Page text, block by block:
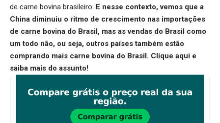
de carne bovina brasileiro. E nesse contexto, vemos que a
China diminuiu o ritmo de crescimento nas importações
de carne bovina do Brasil, mas as vendas do Brasil como
um todo não, ou seja, outros países também estão
comprando mais carne bovina do Brasil. Clique aqui e
saiba mais do assunto!